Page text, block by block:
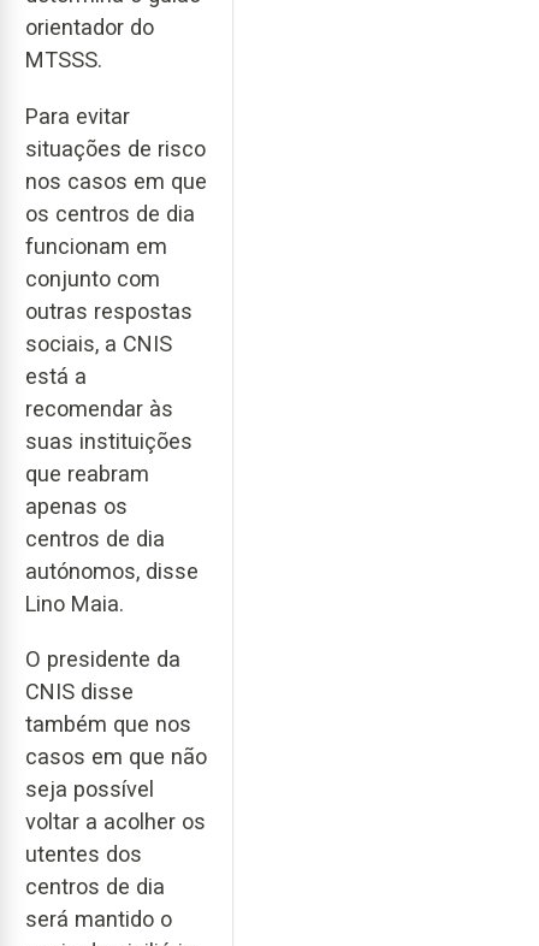
orientador do
MTSSS.
Para evitar
situações de risco
nos casos em que
os centros de dia
funcionam em
conjunto com
outras respostas
sociais, a CNIS
está a
recomendar às
suas instituições
que reabram
apenas os
centros de dia
autónomos, disse
Lino Maia.
O presidente da
CNIS disse
também que nos
casos em que não
seja possível
voltar a acolher os
utentes dos
centros de dia
será mantido o